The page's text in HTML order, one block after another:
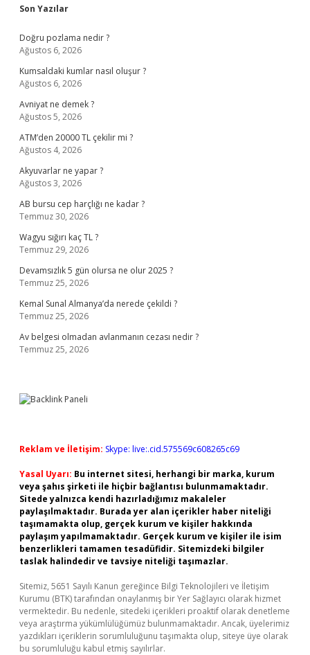
Sidebar
Son Yazılar
Doğru pozlama nedir ?
Ağustos 6, 2026
Kumsaldaki kumlar nasıl oluşur ?
Ağustos 6, 2026
Avniyat ne demek ?
Ağustos 5, 2026
ATM’den 20000 TL çekilir mi ?
Ağustos 4, 2026
Akyuvarlar ne yapar ?
Ağustos 3, 2026
AB bursu cep harçlığı ne kadar ?
Temmuz 30, 2026
Wagyu sığırı kaç TL ?
Temmuz 29, 2026
Devamsızlık 5 gün olursa ne olur 2025 ?
Temmuz 25, 2026
Kemal Sunal Almanya’da nerede çekildi ?
Temmuz 25, 2026
Av belgesi olmadan avlanmanın cezası nedir ?
Temmuz 25, 2026
Reklam ve İletişim: Skype: live:.cid.575569c608265c69
Yasal Uyarı: Bu internet sitesi, herhangi bir marka, kurum
veya şahıs şirketi ile hiçbir bağlantısı bulunmamaktadır.
Sitede yalnızca kendi hazırladığımız makaleler
paylaşılmaktadır. Burada yer alan içerikler haber niteliği
taşımamakta olup, gerçek kurum ve kişiler hakkında
paylaşım yapılmamaktadır. Gerçek kurum ve kişiler ile isim
benzerlikleri tamamen tesadüfidir. Sitemizdeki bilgiler
taslak halindedir ve tavsiye niteliği taşımazlar.
Sitemiz, 5651 Sayılı Kanun gereğince Bilgi Teknolojileri ve İletişim
Kurumu (BTK) tarafından onaylanmış bir Yer Sağlayıcı olarak hizmet
vermektedir. Bu nedenle, sitedeki içerikleri proaktif olarak denetleme
veya araştırma yükümlülüğümüz bulunmamaktadır. Ancak, üyelerimiz
yazdıkları içeriklerin sorumluluğunu taşımakta olup, siteye üye olarak
bu sorumluluğu kabul etmiş sayılırlar.